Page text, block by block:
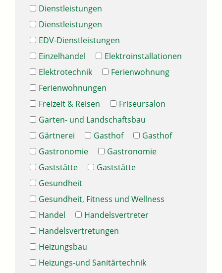
Dienstleistungen
Dienstleistungen
EDV-Dienstleistungen
Einzelhandel
Elektroinstallationen
Elektrotechnik
Ferienwohnung
Ferienwohnungen
Freizeit & Reisen
Friseursalon
Garten- und Landschaftsbau
Gärtnerei
Gasthof
Gasthof
Gastronomie
Gastronomie
Gaststätte
Gaststätte
Gesundheit
Gesundheit, Fitness und Wellness
Handel
Handelsvertreter
Handelsvertretungen
Heizungsbau
Heizungs-und Sanitärtechnik